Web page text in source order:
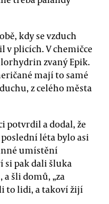
kdy se vzduch
v plicích. V chemičce
zvaný Epik.
mají to samé
z celého města
potvrdil a dodal, že
léta bylo asi
umístění
si pak dali šluka
šli domů, „za
to lidi, a takoví žijí